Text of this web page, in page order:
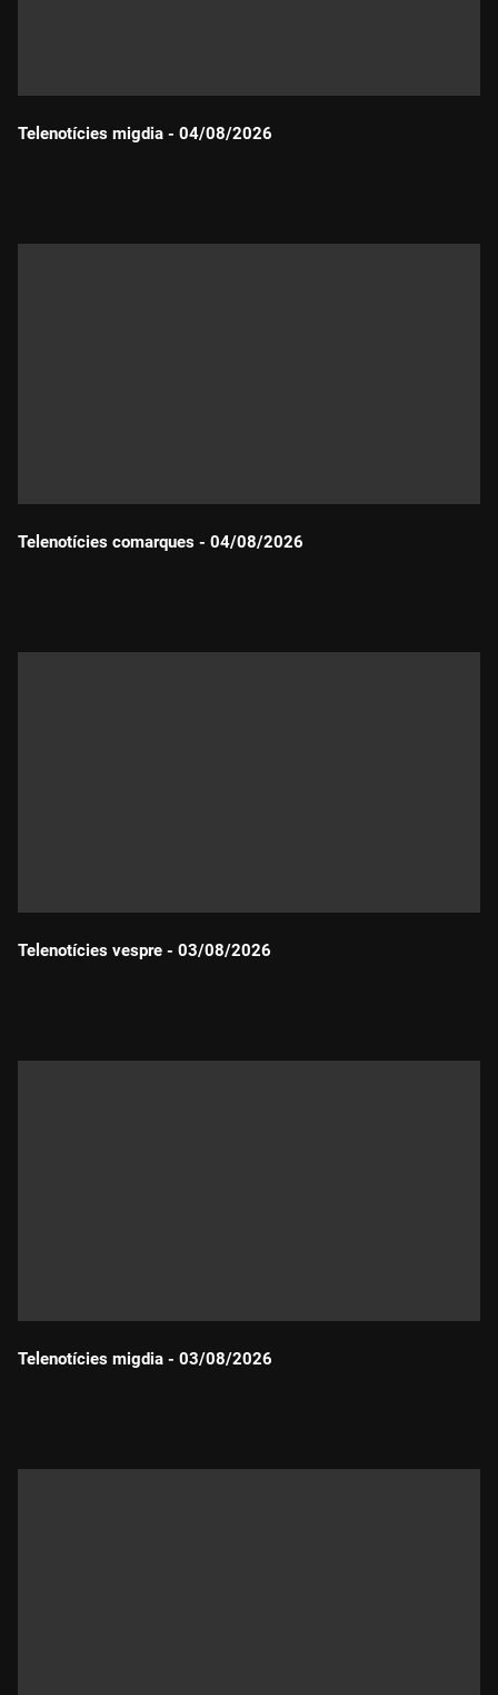
Telenotícies migdia - 04/08/2026
Telenotícies comarques - 04/08/2026
Telenotícies vespre - 03/08/2026
Telenotícies migdia - 03/08/2026